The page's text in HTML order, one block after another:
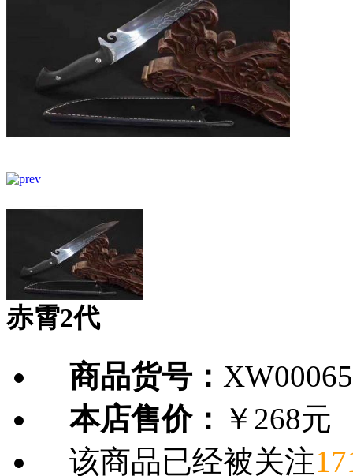
赤霄2代
商品货号：
本店售价： ￥268元
该商品已经被关注